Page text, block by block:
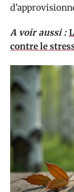
A voir aussi :
contre le